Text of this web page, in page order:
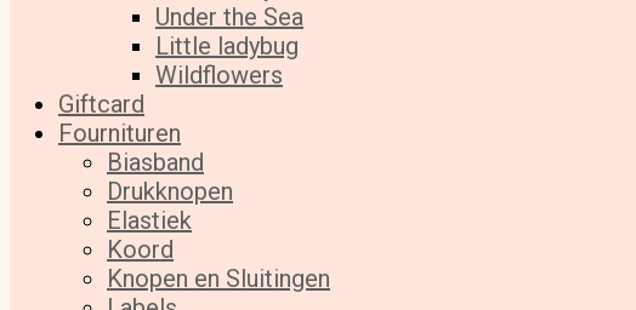
Under the Sea
Little ladybug
Wildflowers
Giftcard
Fournituren
Biasband
Drukknopen
Elastiek
Koord
Knopen en Sluitingen